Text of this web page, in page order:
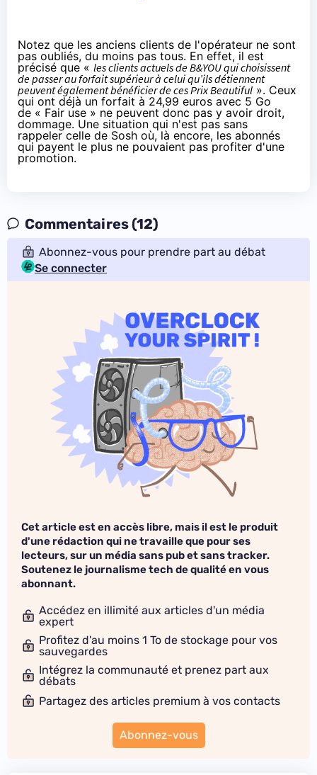
Notez que les anciens clients de l'opérateur ne sont
pas oubliés, du moins pas tous. En effet, il est
précisé que « les clients actuels de B&YOU qui choisissent
de passer au forfait supérieur à celui qu’ils détiennent
peuvent également bénéficier de ces Prix Beautiful ». Ceux
qui ont déjà un forfait à 24,99 euros avec 5 Go
de « Fair use » ne peuvent donc pas y avoir droit,
dommage. Une situation qui n'est pas sans
rappelercelle de Sosh où, là encore, les abonnés
qui payent le plus ne pouvaient pas profiter d'une
promotion.
Commentaires (12)
Abonnez-vous pour prendre part au débat
Se connecter
Cet article est en accès libre, mais il est le produit
d'une rédaction qui ne travaille que pour ses
lecteurs, sur un média sans pub et sans tracker.
Soutenez le journalisme tech de qualité en vous
abonnant.
Accédez en illimité aux articles d'un média
expert
Profitez d'au moins 1 To de stockage pour vos
sauvegardes
Intégrez la communauté et prenez part aux
débats
Partagez des articles premium à vos contacts
Abonnez-vous